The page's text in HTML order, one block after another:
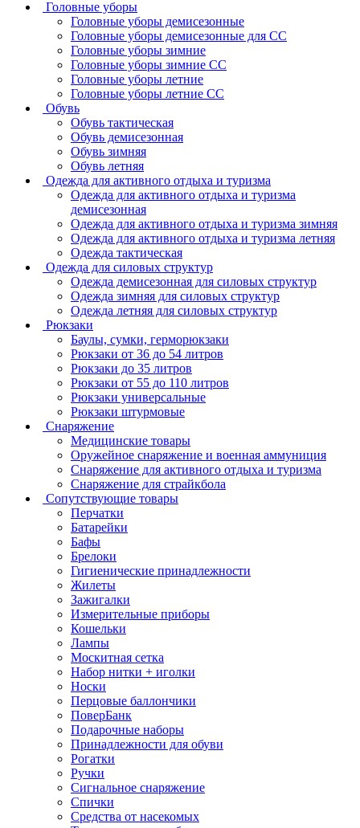
Головные уборы
Головные уборы демисезонные
Головные уборы демисезонные для СС
Головные уборы зимние
Головные уборы зимние СС
Головные уборы летние
Головные уборы летние СС
Обувь
Обувь тактическая
Обувь демисезонная
Обувь зимняя
Обувь летняя
Одежда для активного отдыха и туризма
Одежда для активного отдыха и туризма
демисезонная
Одежда для активного отдыха и туризма зимняя
Одежда для активного отдыха и туризма летняя
Одежда тактическая
Одежда для силовых структур
Одежда демисезонная для силовых структур
Одежда зимняя для силовых структур
Одежда летняя для силовых структур
Рюкзаки
Баулы, сумки, герморюкзаки
Рюкзаки от 36 до 54 литров
Рюкзаки до 35 литров
Рюкзаки от 55 до 110 литров
Рюкзаки универсальные
Рюкзаки штурмовые
Снаряжение
Медицинские товары
Оружейное снаряжение и военная аммуниция
Снаряжение для активного отдыха и туризма
Снаряжение для страйкбола
Сопутствующие товары
Перчатки
Батарейки
Бафы
Брелоки
Гигиенические принадлежности
Жилеты
Зажигалки
Измерительные приборы
Кошельки
Лампы
Москитная сетка
Набор нитки + иголки
Носки
Перцовые баллончики
ПоверБанк
Подарочные наборы
Принадлежности для обуви
Рогатки
Ручки
Сигнальное снаряжение
Спички
Средства от насекомых